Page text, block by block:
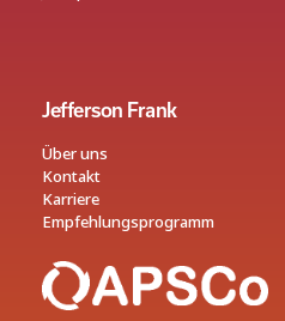
Jefferson Frank
Über uns
Kontakt
Karriere
Empfehlungsprogramm